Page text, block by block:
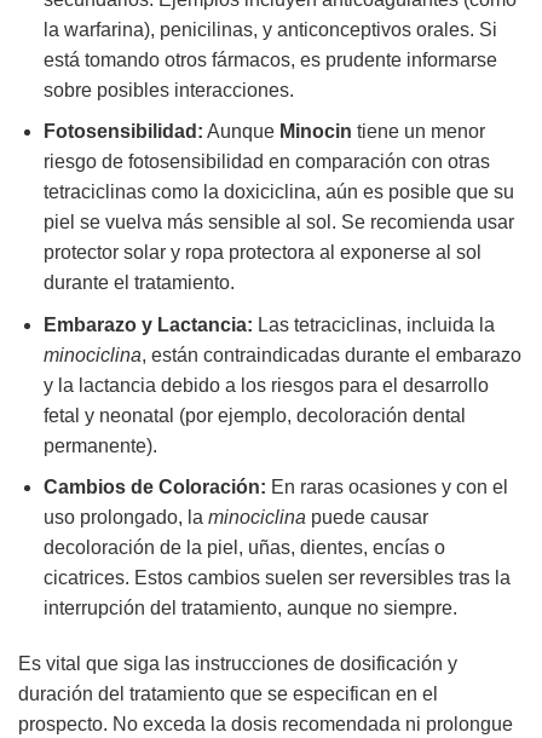
la warfarina), penicilinas, y anticonceptivos orales. Si
está tomando otros fármacos, es prudente informarse
sobre posibles interacciones.
Fotosensibilidad: Aunque Minocin tiene un menor
riesgo de fotosensibilidad en comparación con otras
tetraciclinas como la doxiciclina, aún es posible que su
piel se vuelva más sensible al sol. Se recomienda usar
protector solar y ropa protectora al exponerse al sol
durante el tratamiento.
Embarazo y Lactancia: Las tetraciclinas, incluida la
minociclina, están contraindicadas durante el embarazo
y la lactancia debido a los riesgos para el desarrollo
fetal y neonatal (por ejemplo, decoloración dental
permanente).
Cambios de Coloración: En raras ocasiones y con el
uso prolongado, la minociclina puede causar
decoloración de la piel, uñas, dientes, encías o
cicatrices. Estos cambios suelen ser reversibles tras la
interrupción del tratamiento, aunque no siempre.
Es vital que siga las instrucciones de dosificación y
duración del tratamiento que se especifican en el
prospecto. No exceda la dosis recomendada ni prolongue